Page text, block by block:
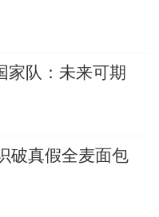
家队：未来可期
破真假全麦面包